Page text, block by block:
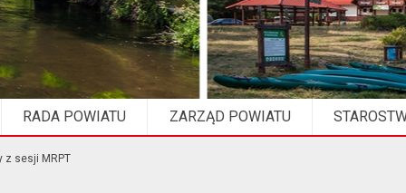
RADA POWIATU ZARZĄD POWIATU
z sesji MRPT